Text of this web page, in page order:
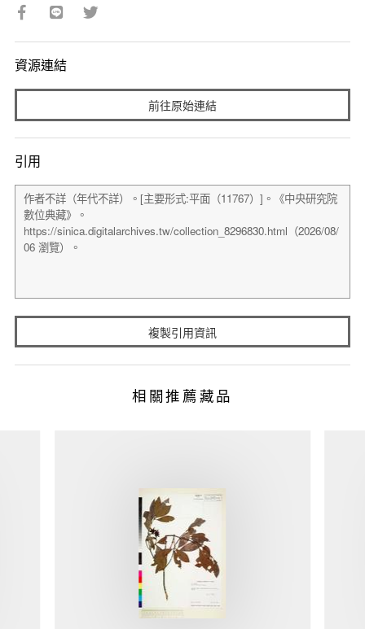
資源連結
前往原始連結
引用
複製引用資訊
相關推薦藏品